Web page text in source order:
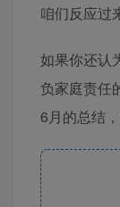
咱们反应过
如果你还认
负家庭责任
6月的总结